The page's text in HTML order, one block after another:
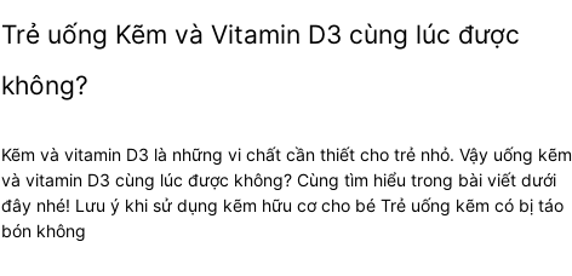
Trẻ uống Kẽm và Vitamin D3 cùng lúc được
không?
Kẽm và vitamin D3 là những vi chất cần thiết cho trẻ nhỏ. Vậy uống kẽm
và vitamin D3 cùng lúc được không? Cùng tìm hiểu trong bài viết dưới
đây nhé! Lưu ý khi sử dụng kẽm hữu cơ cho bé Trẻ uống kẽm có bị táo
bón không